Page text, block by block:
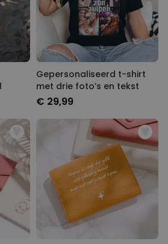
Gepersonaliseerd t-shirt
met drie foto’s en tekst
€ 29,99